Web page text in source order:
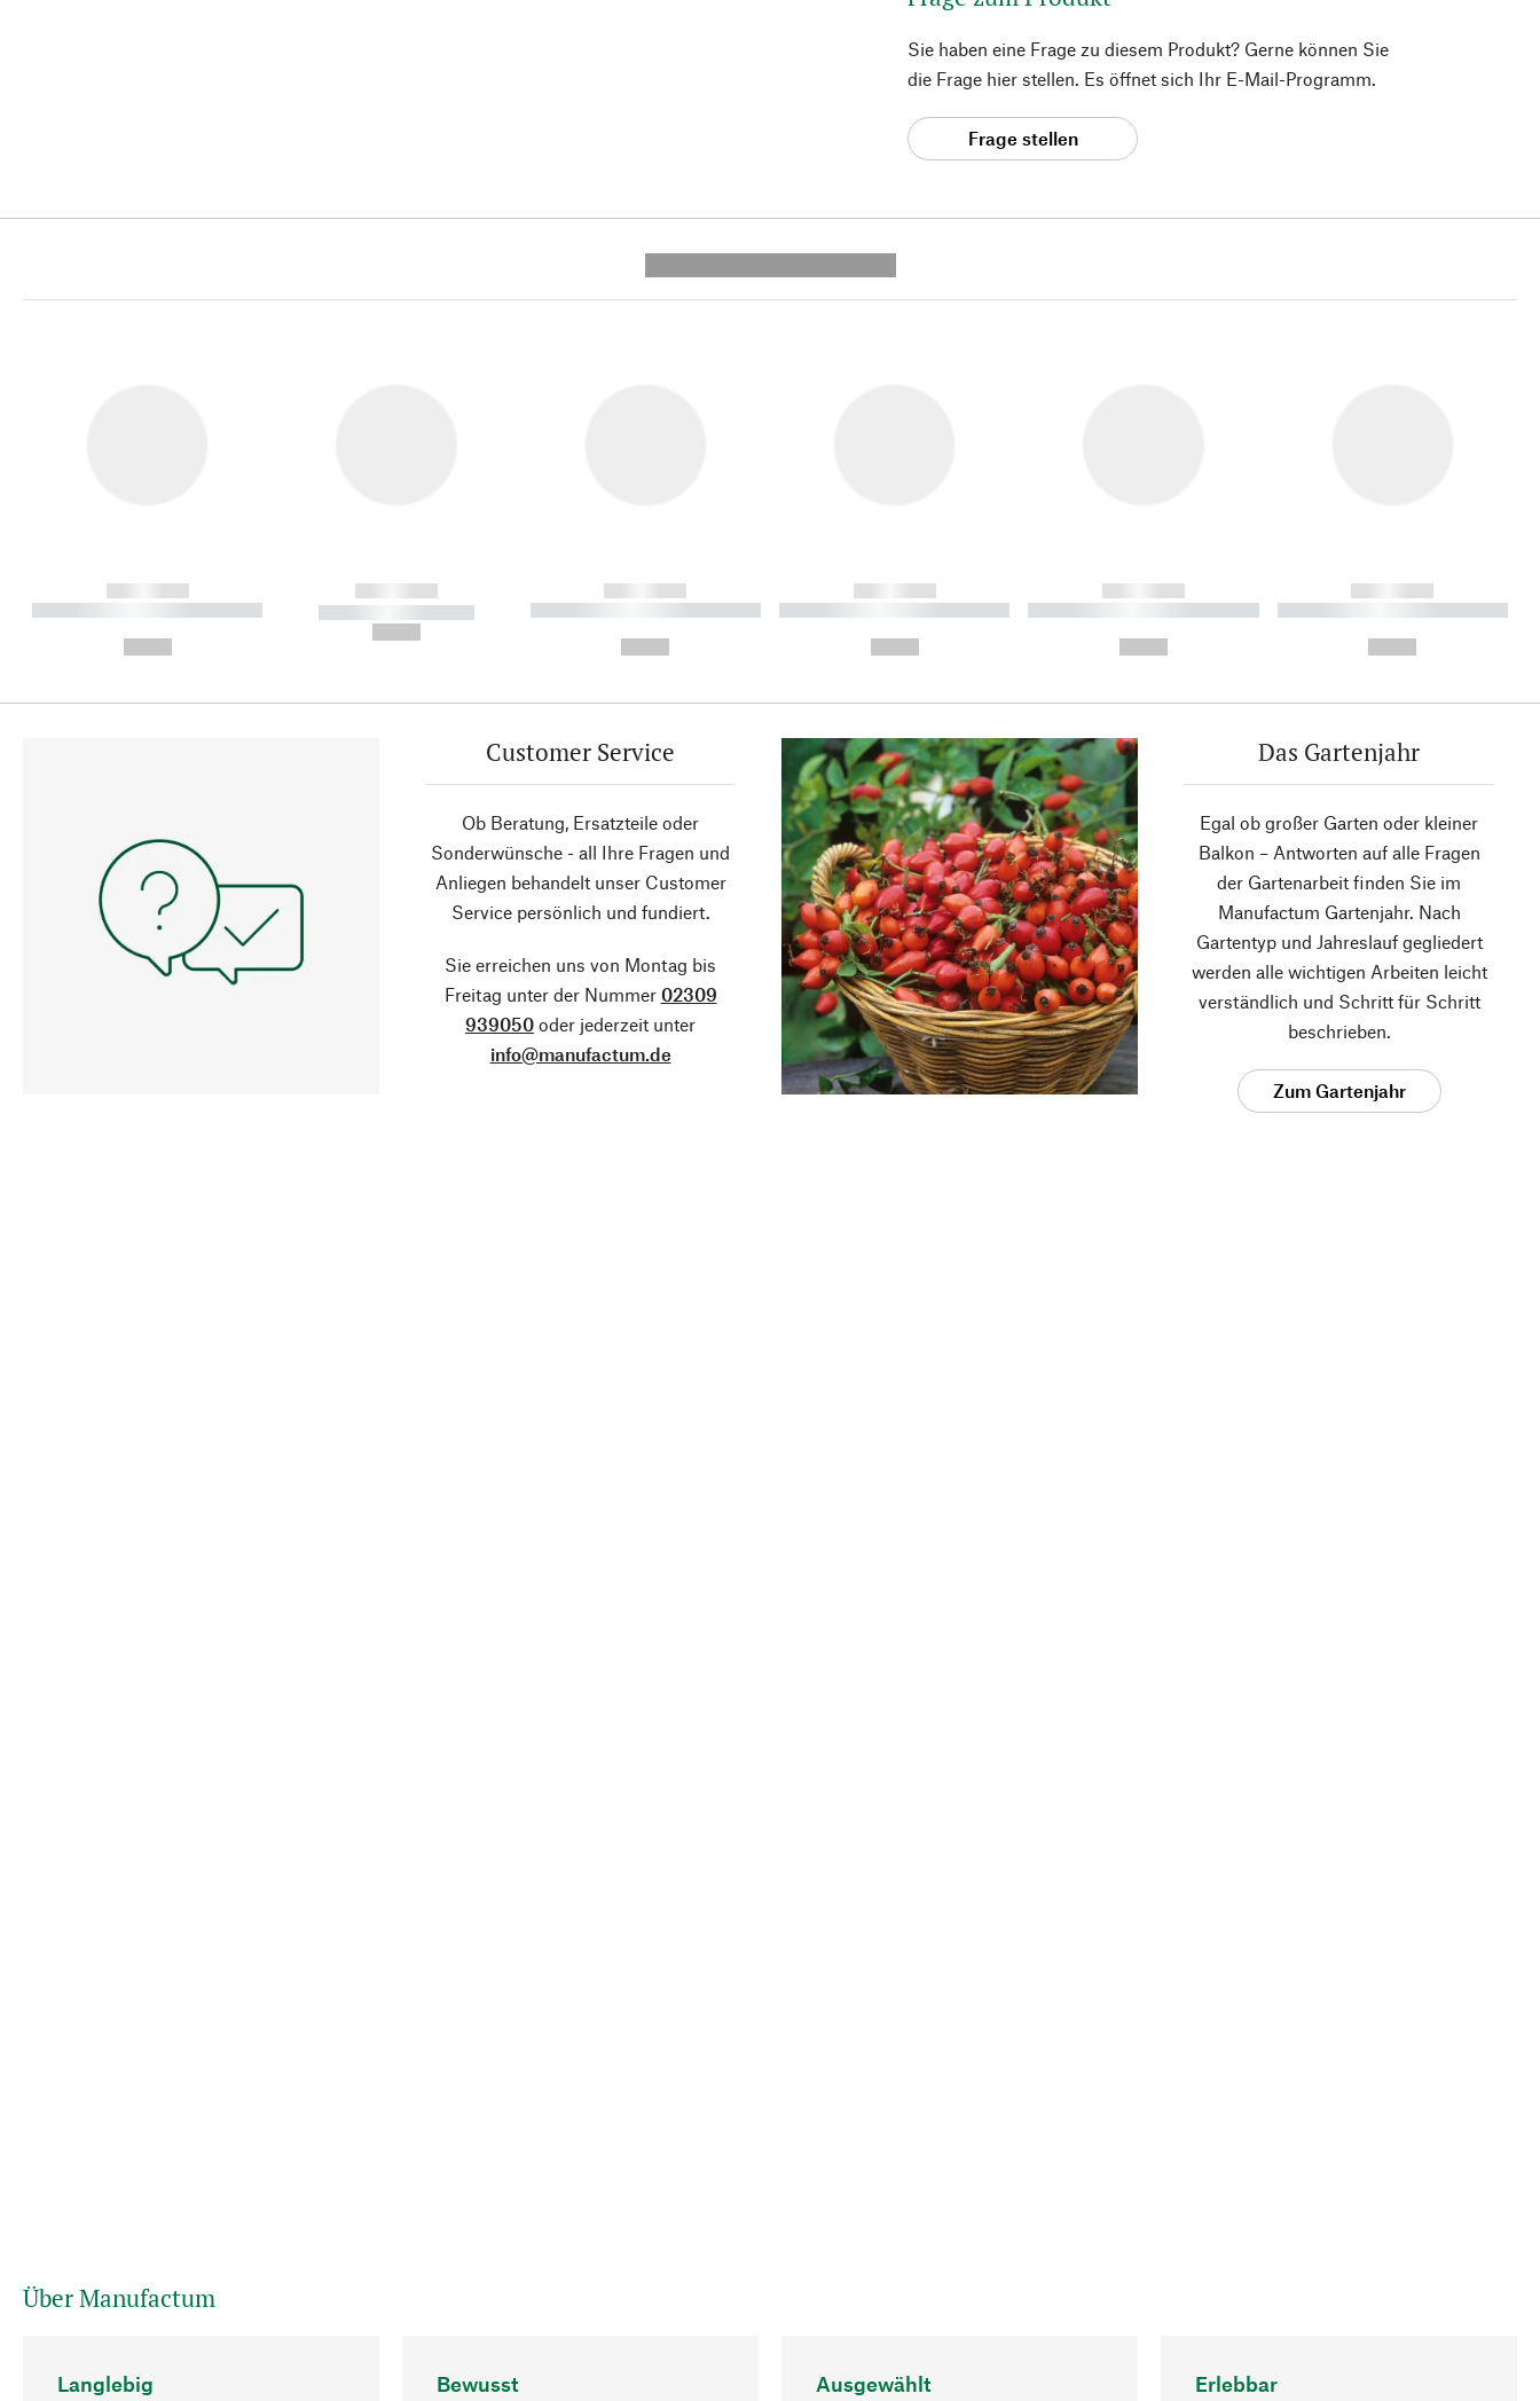
Sie haben eine Frage zu diesem Produkt? Gerne können Sie
die Frage hier stellen. Es öffnet sich Ihr E-Mail-Programm.
Frage stellen
------------
----------- ----------- ----------
------------
----------- -----------
------------
----------- ----------- ----------
------------
----------- ----------- ----------
------------
----------- ----------- ----------
------------
----------- ----------- ----------
Customer Service
Ob Beratung, Ersatzteile oder
Sonderwünsche - all Ihre Fragen und
Anliegen behandelt unser Customer
Service persönlich und fundiert.
Sie erreichen uns von Montag bis
Freitag unter der Nummer 02309
939050 oder jederzeit unter
info@manufactum.de
Das Gartenjahr
Egal ob großer Garten oder kleiner
Balkon – Antworten auf alle Fragen
der Gartenarbeit finden Sie im
Manufactum Gartenjahr. Nach
Gartentyp und Jahreslauf gegliedert
werden alle wichtigen Arbeiten leicht
verständlich und Schritt für Schritt
beschrieben.
Zum Gartenjahr
Über Manufactum
Langlebig Bewusst Ausgewählt Erlebbar